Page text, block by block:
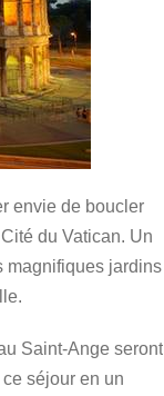
envie de boucler
du Vatican. Un
magnifiques jardins
Saint-Ange seront
séjour en un